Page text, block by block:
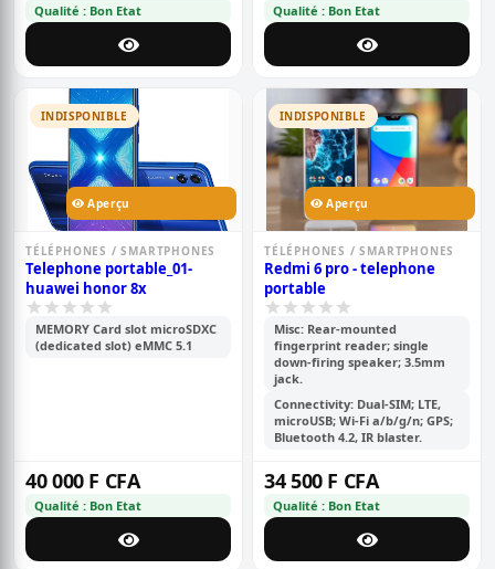
Qualité : Bon Etat Qualité : Bon Etat
INDISPONIBLE
Aperçu
TÉLÉPHONES / SMARTPHONES
Telephone portable_01-
huawei honor 8x
MEMORY Card slot microSDXC
(dedicated slot) eMMC 5.1
40 000 F CFA
Qualité : Bon Etat
INDISPONIBLE
Aperçu
TÉLÉPHONES / SMARTPHONES
Redmi 6 pro - telephone
portable
Misc: Rear-mounted
fingerprint reader; single
down-firing speaker; 3.5mm
jack.
Connectivity: Dual-SIM; LTE,
microUSB; Wi-Fi a/b/g/n; GPS;
Bluetooth 4.2, IR blaster.
34 500 F CFA
Qualité : Bon Etat